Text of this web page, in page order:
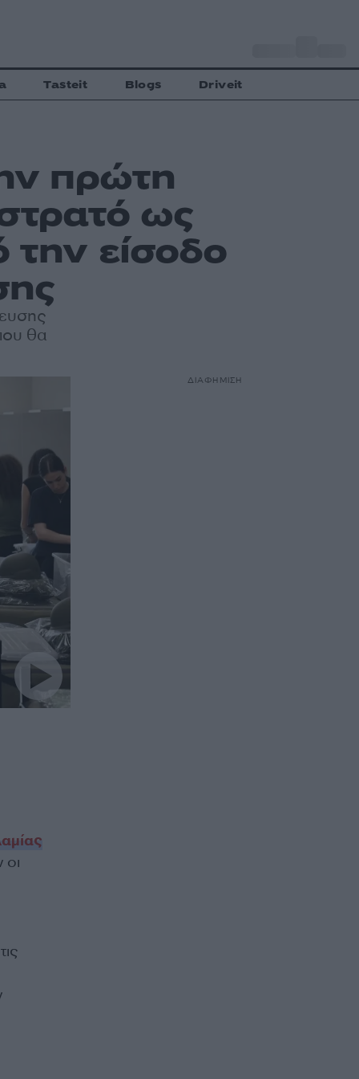
Tasteit Blogs Driveit
πρώτη
ως
την είσοδο
θα
ΔΙΑΦΗΜΙΣΗ